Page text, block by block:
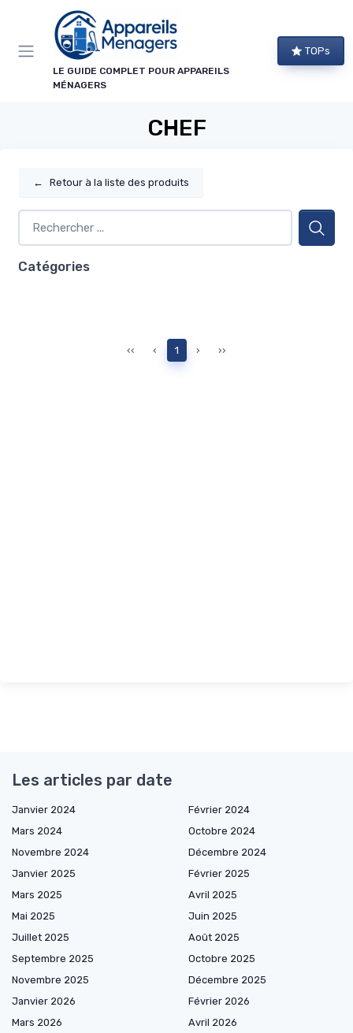
LE GUIDE COMPLET POUR APPAREILS
MÉNAGERS
TOPs
CHEF
← Retour à la liste des produits
Catégories
‹‹ ‹ 1 › ››
Les articles par date
Janvier 2024
Février 2024
Mars 2024
Octobre 2024
Novembre 2024
Décembre 2024
Janvier 2025
Février 2025
Mars 2025
Avril 2025
Mai 2025
Juin 2025
Juillet 2025
Août 2025
Septembre 2025
Octobre 2025
Novembre 2025
Décembre 2025
Janvier 2026
Février 2026
Mars 2026
Avril 2026
Panneau de gestion des cookies